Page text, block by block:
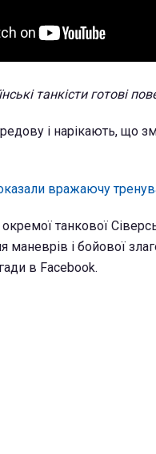
танкісти готові
і нарікають, що
вражаючу
окремої танкової
маневрів і бойової
в Facebook.